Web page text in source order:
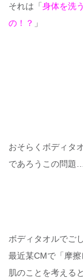
それは「身体を洗
の！？ 」
おそらくボディタ
であろうこの問題…
ボディタオルでご
最近某CMで「摩
肌のことを考える